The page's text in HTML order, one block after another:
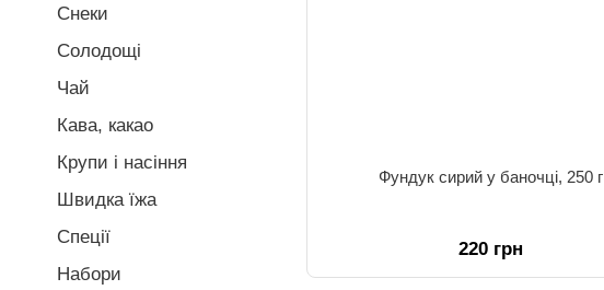
Фундук сирий у баночці, 250 г
220 грн
Снеки
Солодощі
Чай
Кава, какао
Крупи і насіння
Швидка їжа
Спеції
Набори